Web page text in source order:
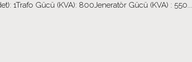
1Trafo Gücü (KVA): 800Jeneratör Gücü (KVA) : 550...